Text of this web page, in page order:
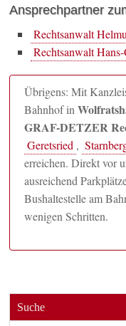
Ansprechpartner
Rechtsanwalt
Rechtsanwalt
Übrigens: Mit
Bahnhof in
GRAF-DETZER
Geretsried ,
erreichen. Direkt vor
ausreichend
Bushaltestelle am
wenigen Schritten.
Suche